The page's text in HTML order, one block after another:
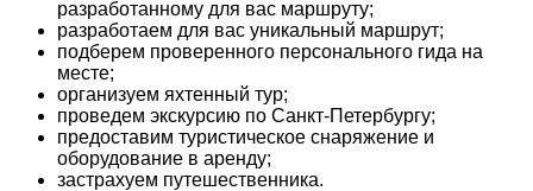
разработанному для вас маршруту;
разработаем для вас уникальный маршрут;
подберем проверенного персонального гида на
месте;
организуем яхтенный тур;
проведем экскурсию по Санкт-Петербургу;
предоставим туристическое снаряжение и
оборудование в аренду;
застрахуем путешественника.